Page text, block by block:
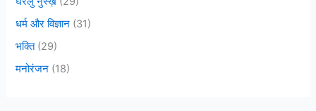
धर्म और विज्ञान (31)
भक्ति(29)
मनोरंजन (18)